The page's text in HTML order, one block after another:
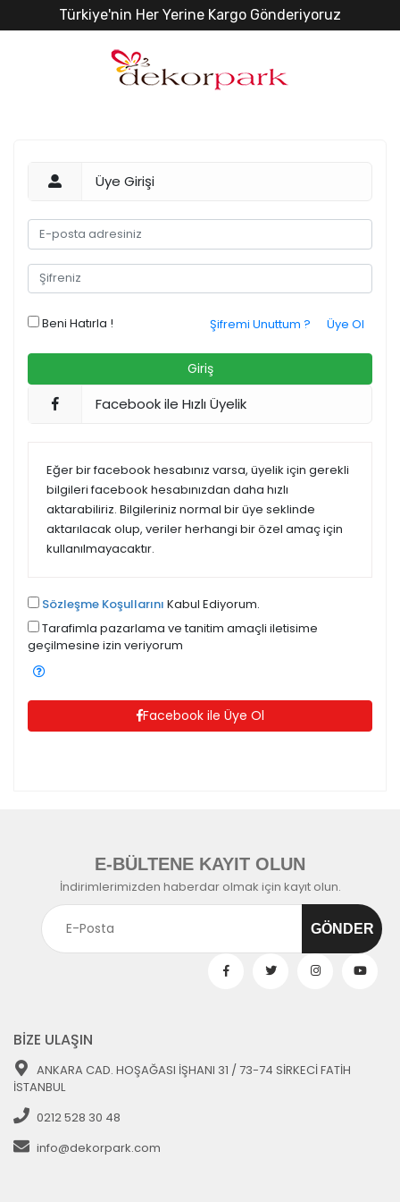
Türkiye'nin Her Yerine Kargo Gönderiyoruz
Üye Girişi
Beni Hatırla ! Üye Ol
Şifremi Unuttum ?
Facebook ile Hızlı Üyelik
Eğer bir facebook hesabınız varsa, üyelik için gerekli
bilgileri facebook hesabınızdan daha hızlı
aktarabiliriz. Bilgileriniz normal bir üye seklinde
aktarılacak olup, veriler herhangi bir özel amaç için
kullanılmayacaktır.
Sözleşme Koşullarını Kabul Ediyorum.
Tarafimla pazarlama ve tanitim amaçli iletisime
geçilmesine izin veriyorum
Facebook ile Üye Ol
E-BÜLTENE KAYIT OLUN
İndirimlerimizden haberdar olmak için kayıt olun.
BİZE ULAŞIN
ANKARA CAD. HOŞAĞASI İŞHANI 31 / 73-74 SİRKECİ FATİH
İSTANBUL
0212 528 30 48
info@dekorpark.com